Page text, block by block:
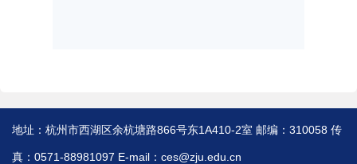
地址：杭州市西湖区余杭塘路866号东1A410-2室 邮编：310058 传
真：0571-88981097 E-mail：ces@zju.edu.cn